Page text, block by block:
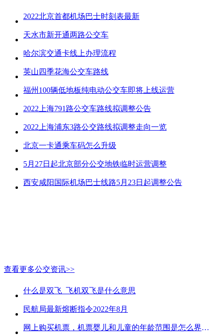
2022北京首都机场巴士时刻表最新
天水市新开通两路公交车
哈尔滨交通卡线上办理流程
英山四季花海公交车路线
福州100辆低地板纯电动公交车即将上线运营
2022上海791路公交车路线拟调整公告
2022上海浦东3路公交路线拟调整走向一览
北京一卡通乘车码怎么升级
5月27日起北京部分公交地铁临时运营调整
西安咸阳国际机场巴士线路5月23日起调整公告
查看更多公交资讯>>
什么是双飞_飞机双飞是什么意思
民航局最新熔断指令2022年8月
网上购买机票，机票婴儿和儿童的年龄范围是怎么界定的？